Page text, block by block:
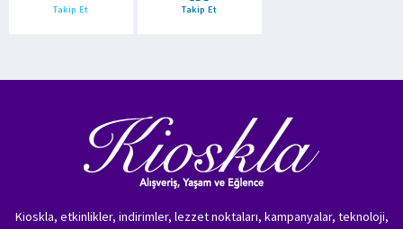
Takip Et Takip Et
Kioskla, etkinlikler, indirimler, lezzet noktaları, kampanyalar, teknoloji,